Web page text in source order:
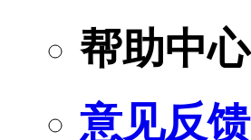
帮助中心
意见反馈